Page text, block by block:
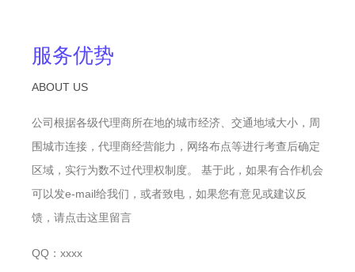
服务优势
ABOUT US
公司根据各级代理商所在地的城市经济、交通地域大小，周
围城市连接，代理商经营能力，网络布点等进行考查后确定
区域，实行为数不过代理权制度。 基于此，如果有合作机会
可以发e-mail给我们，或者致电，如果您有意见或建议反
馈，请点击这里留言
QQ：xxxx